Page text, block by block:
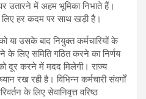
उतारने में अहम भूमिका निभाते हैं।
लिए हर कदम पर साथ खड़ी है।
उसके बाद नियुक्त कर्मचारियों के
लिए समिति गठित करने का निर्णय
दूर करने में मदद मिलेगी। राज्य
रख रही है। विभिन्न कर्मचारी संवर्गों
के लिए सेवानिवृत्त वरिष्ठ